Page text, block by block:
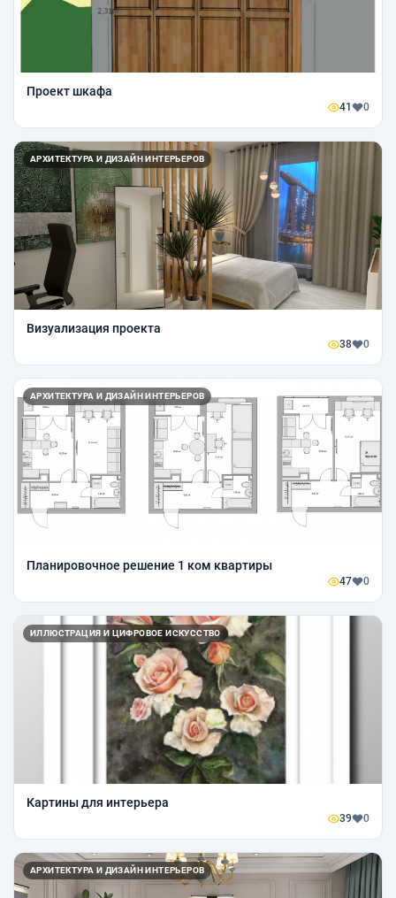
Проект шкафа
41 0
АРХИТЕКТУРА И ДИЗАЙН ИНТЕРЬЕРОВ
Визуализация проекта
38 0
АРХИТЕКТУРА И ДИЗАЙН ИНТЕРЬЕРОВ
Планировочное решение 1 ком квартиры
47 0
ИЛЛЮСТРАЦИЯ И ЦИФРОВОЕ ИСКУССТВО
Картины для интерьера
39 0
АРХИТЕКТУРА И ДИЗАЙН ИНТЕРЬЕРОВ